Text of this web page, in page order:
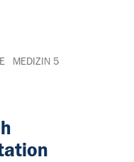
MEDIZIN 5